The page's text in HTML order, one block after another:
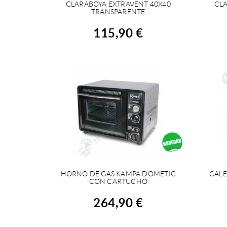
COMPRAR
CLARABOYA EXTRAVENT 40X40
TRANSPARENTE
115,90 €
COMPRAR
HORNO DE GAS KAMPA DOMETIC
CON CARTUCHO
264,90 €